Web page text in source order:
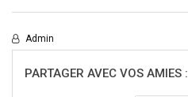
Admin
PARTAGER AVEC VOS AMIES :